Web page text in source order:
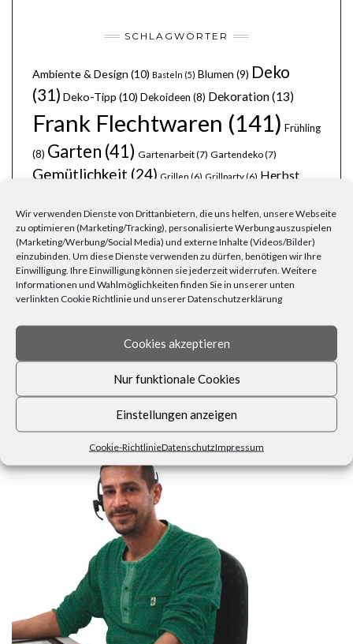
Wir verwenden Dienste von Drittanbietern, die uns helfen, unsere Webseite
zu optimieren (Marketing/Tracking), personalisierte Werbung auszuspielen
(Marketing/Werbung/Social Media) und externe Inhalte (Videos/Bilder)
einzubinden. Um diese Dienste verwenden zu dürfen, benötigen wir Ihre
Einwilligung. Ihre Einwilligung können sie jederzeit widerrufen. Weitere
Informationen und Wahlmöglichkeiten finden Sie in unserer unten
verlinkten Cookie Richtlinie und unserer Datenschutzerklärung
Cookies akzeptieren
Nur funktionale Cookies
Einstellungen anzeigen
Cookie-RichtlinieDatenschutzImpressum
SCHLAGWÖRTER
Ambiente & Design (10) Basteln (5) Blumen (9) Deko
(31) Deko-Tipp (10) Dekoideen (8) Dekoration(13)
Frank Flechtwaren (141) Frühling
(8) Garten (41) Gartenarbeit(7) Gartendeko(7)
Gemütlichkeit (24) Grillen (6) Grillparty(6) Herbst
Licht(7) Lichterkette(6) Lichterketten (8) Liebe (6) Möbel(7) Natur
(6) Naturmaterialien(6) Ordnung(8) Osterfest (6) Osterhase(6)
Ostern(9)Party(13)Pflanzen(19) Rattan(5) Rezepte(7)
schöner Garten(10) Silvester(6) stimmungsvoll(8)
Tischdecken (6) Weihnachten(22)Wohnen(25)
Wärme(6) Zuhause(23) Übertöpfe(6)
FRAGEN, ANREGUNGEN, WÜNSCHE?